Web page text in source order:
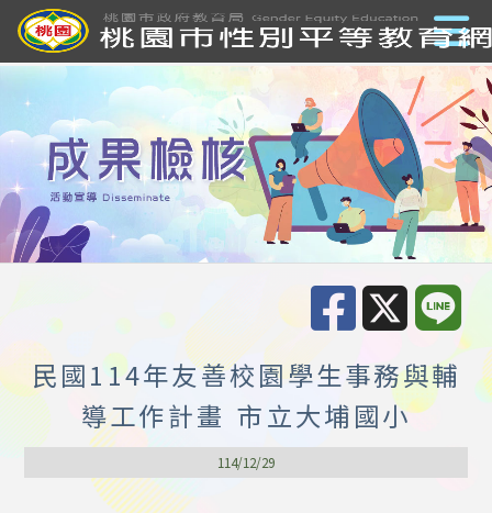
民國114年友善校園學生事務與輔
導工作計畫 市立大埔國小
114/12/29